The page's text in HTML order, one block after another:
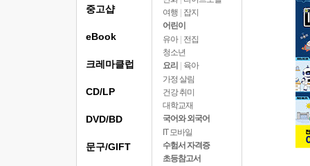
여행
잡지
어린이
유아 | 전집
청소년
요리
육아
가정 살림
건강 취미
대학교재
국어와 외국어
IT 모바일
수험서 자격증
초등참고서
중고샵
eBook
크레마클럽
CD/LP
DVD/BD
문구/GIFT